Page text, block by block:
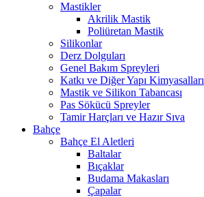
Mastikler
Akrilik Mastik
Poliüretan Mastik
Silikonlar
Derz Dolguları
Genel Bakım Spreyleri
Katkı ve Diğer Yapı Kimyasalları
Mastik ve Silikon Tabancası
Pas Sökücü Spreyler
Tamir Harçları ve Hazır Sıva
Bahçe
Bahçe El Aletleri
Baltalar
Bıçaklar
Budama Makasları
Çapalar